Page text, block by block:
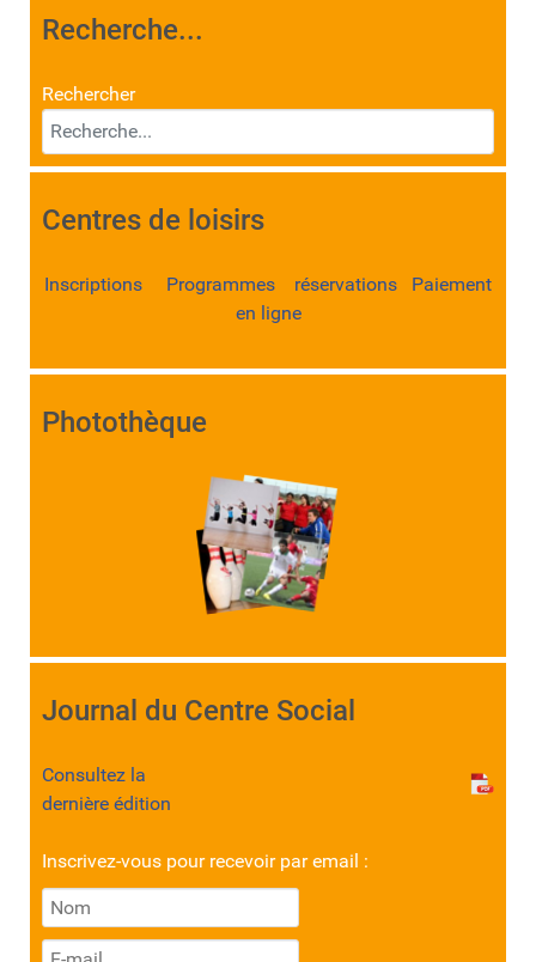
Recherche...
Rechercher
Centres de loisirs
Inscriptions Programmes réservations Paiement
en ligne
Photothèque
Journal du Centre Social
Consultez la
dernière édition
Inscrivez-vous pour recevoir par email :